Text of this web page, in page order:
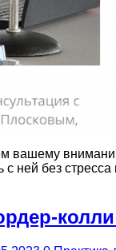
вашему
с ней без